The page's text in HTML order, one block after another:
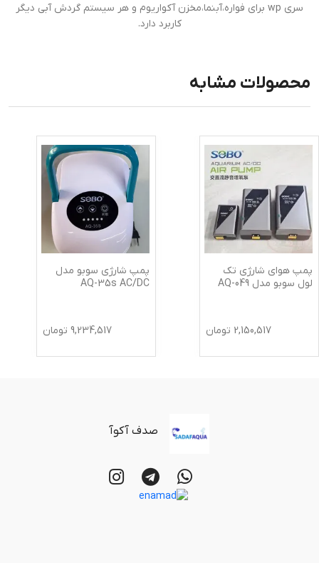
سری wp برای فواره،آبنما،مخزن آکواریوم و هر سیستم گردش آبی دیگر
کاربرد دارد.
محصولات مشابه
پمپ هوای شارژی تک
لول سوبو مدل AQ-049
2,150,517 تومان
پمپ شارژی سوبو مدل
AQ-35s AC/DC
9,234,517 تومان
صدف آکوآ